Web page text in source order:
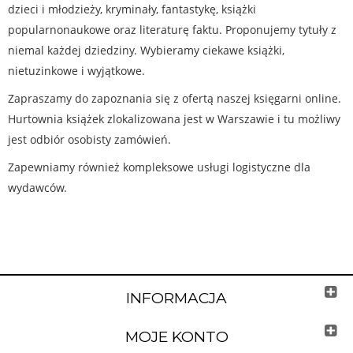
dzieci i młodzieży, kryminały, fantastykę, książki
popularnonaukowe oraz literaturę faktu. Proponujemy tytuły z
niemal każdej dziedziny. Wybieramy ciekawe książki,
nietuzinkowe i wyjątkowe.
Zapraszamy do zapoznania się z ofertą naszej księgarni online.
Hurtownia książek zlokalizowana jest w Warszawie i tu możliwy
jest odbiór osobisty zamówień.
Zapewniamy również kompleksowe usługi logistyczne dla
wydawców.
INFORMACJA
MOJE KONTO